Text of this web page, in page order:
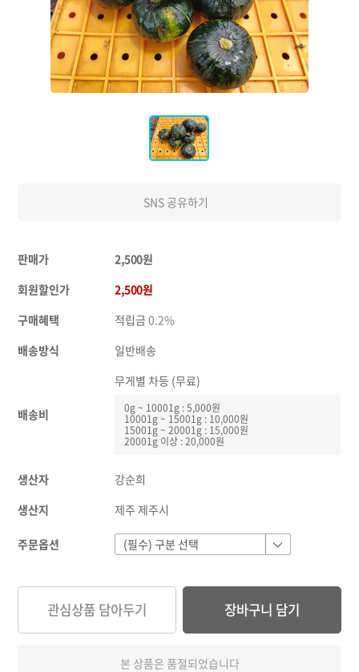
SNS 공유하기
판매가
2,500원
회원할인가
2,500원
구매혜택
적립금0.2%
배송방식
일반배송
배송비
무게별 차등 (무료)
0g ~ 10001g : 5,000원
10001g ~ 15001g : 10,000원
15001g ~ 20001g : 15,000원
20001g 이상 : 20,000원
생산자
강순희
생산지
제주 제주시
주문옵션
관심상품 담아두기 장바구니 담기
본 상품은 품절되었습니다